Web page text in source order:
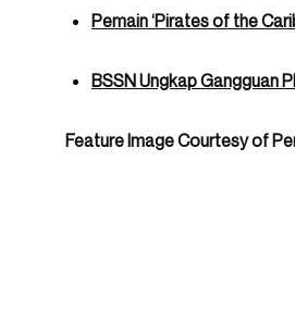
Pemain ‘Pirates of the
BSSN Ungkap Gangguan
Feature Image Courtesy of